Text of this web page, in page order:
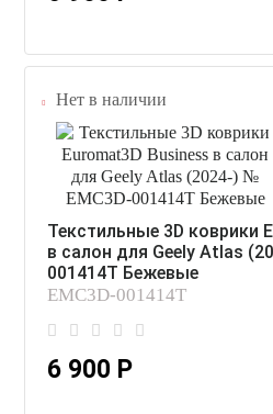
Нет в наличии
Текстильные 3D коврики
в салон для Geely Atlas
001414T Бежевые
EMC3D-001414T
6 900 Р